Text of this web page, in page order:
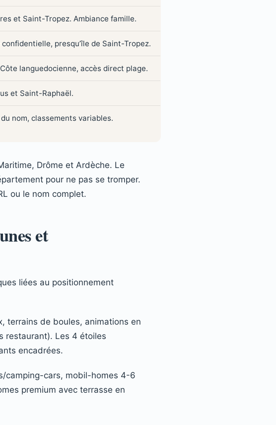
et Saint-Tropez. Ambiance famille.
confidentielle, presqu’île de Saint-Tropez.
languedocienne, accès direct plage.
et Saint-Raphaël.
nom, classements variables.
Drôme et Ardèche. Le
pour ne pas se tromper.
ou le nom complet.
et
liées au positionnement
terrains de boules, animations en
restaurant). Les 4 étoiles
encadrées.
camping-cars, mobil-homes 4-6
premium avec terrasse en